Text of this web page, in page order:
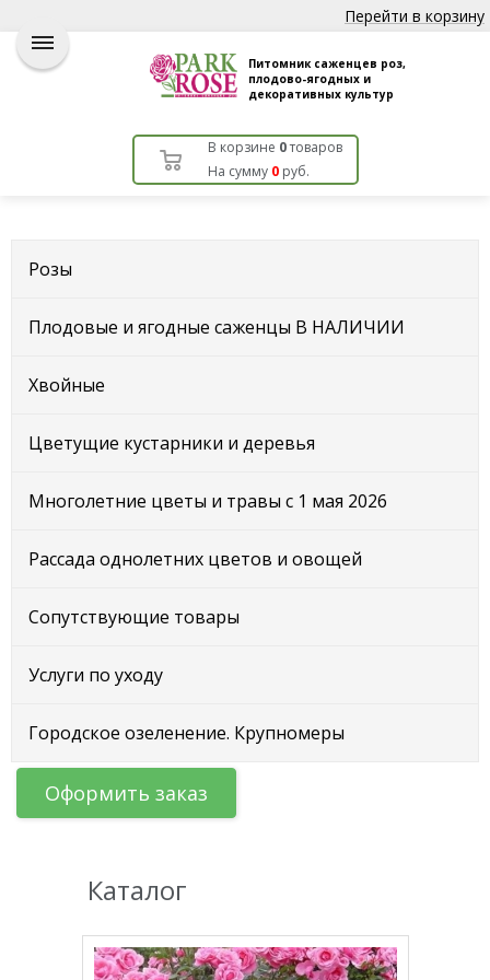
Перейти в корзину
Питомник саженцев роз,
плодово-ягодных и
декоративных культур
В корзине 0товаров
На сумму 0руб.
Розы
Плодовые и ягодные саженцы В НАЛИЧИИ
Хвойные
Цветущие кустарники и деревья
Многолетние цветы и травы с 1 мая 2026
Рассада однолетних цветов и овощей
Сопутствующие товары
Услуги по уходу
Городское озеленение. Крупномеры
Оформить заказ
Каталог